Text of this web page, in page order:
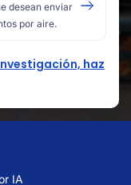
desean enviar
por aire.
haz
IA